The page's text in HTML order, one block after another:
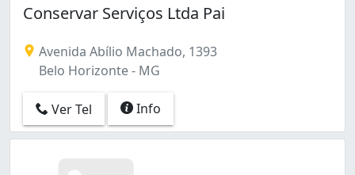
Conservar Serviços Ltda Pai
Avenida Abílio Machado, 1393
Belo Horizonte - MG
Ver Tel Info